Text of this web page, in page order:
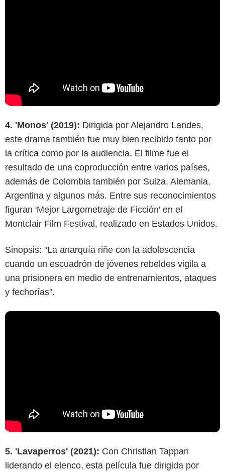
4. 'Monos' (2019): Dirigida por Alejandro Landes,
este drama también fue muy bien recibido tanto por
la crítica como por la audiencia. El filme fue el
resultado de una coproducción entre varios países,
además de Colombia también por Suiza, Alemania,
Argentina y algunos más. Entre sus reconocimientos
figuran 'Mejor Largometraje de Ficción' en el
Montclair Film Festival, realizado en Estados Unidos.
Sinopsis: "La anarquía riñe con la adolescencia
cuando un escuadrón de jóvenes rebeldes vigila a
una prisionera en medio de entrenamientos, ataques
y fechorías".
5. 'Lavaperros' (2021): Con Christian Tappan
liderando el elenco, esta película fue dirigida por